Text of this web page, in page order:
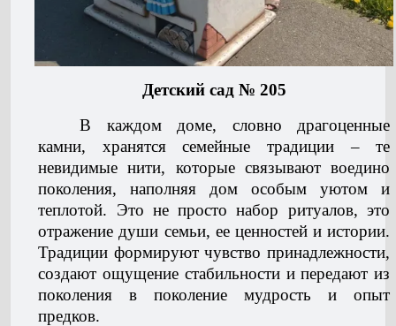
Детский сад № 205
В каждом доме, словно драгоценные
камни, хранятся семейные традиции – те
невидимые нити, которые связывают воедино
поколения, наполняя дом особым уютом и
теплотой. Это не просто набор ритуалов, это
отражение души семьи, ее ценностей и истории.
Традиции формируют чувство принадлежности,
создают ощущение стабильности и передают из
поколения в поколение мудрость и опыт
предков.